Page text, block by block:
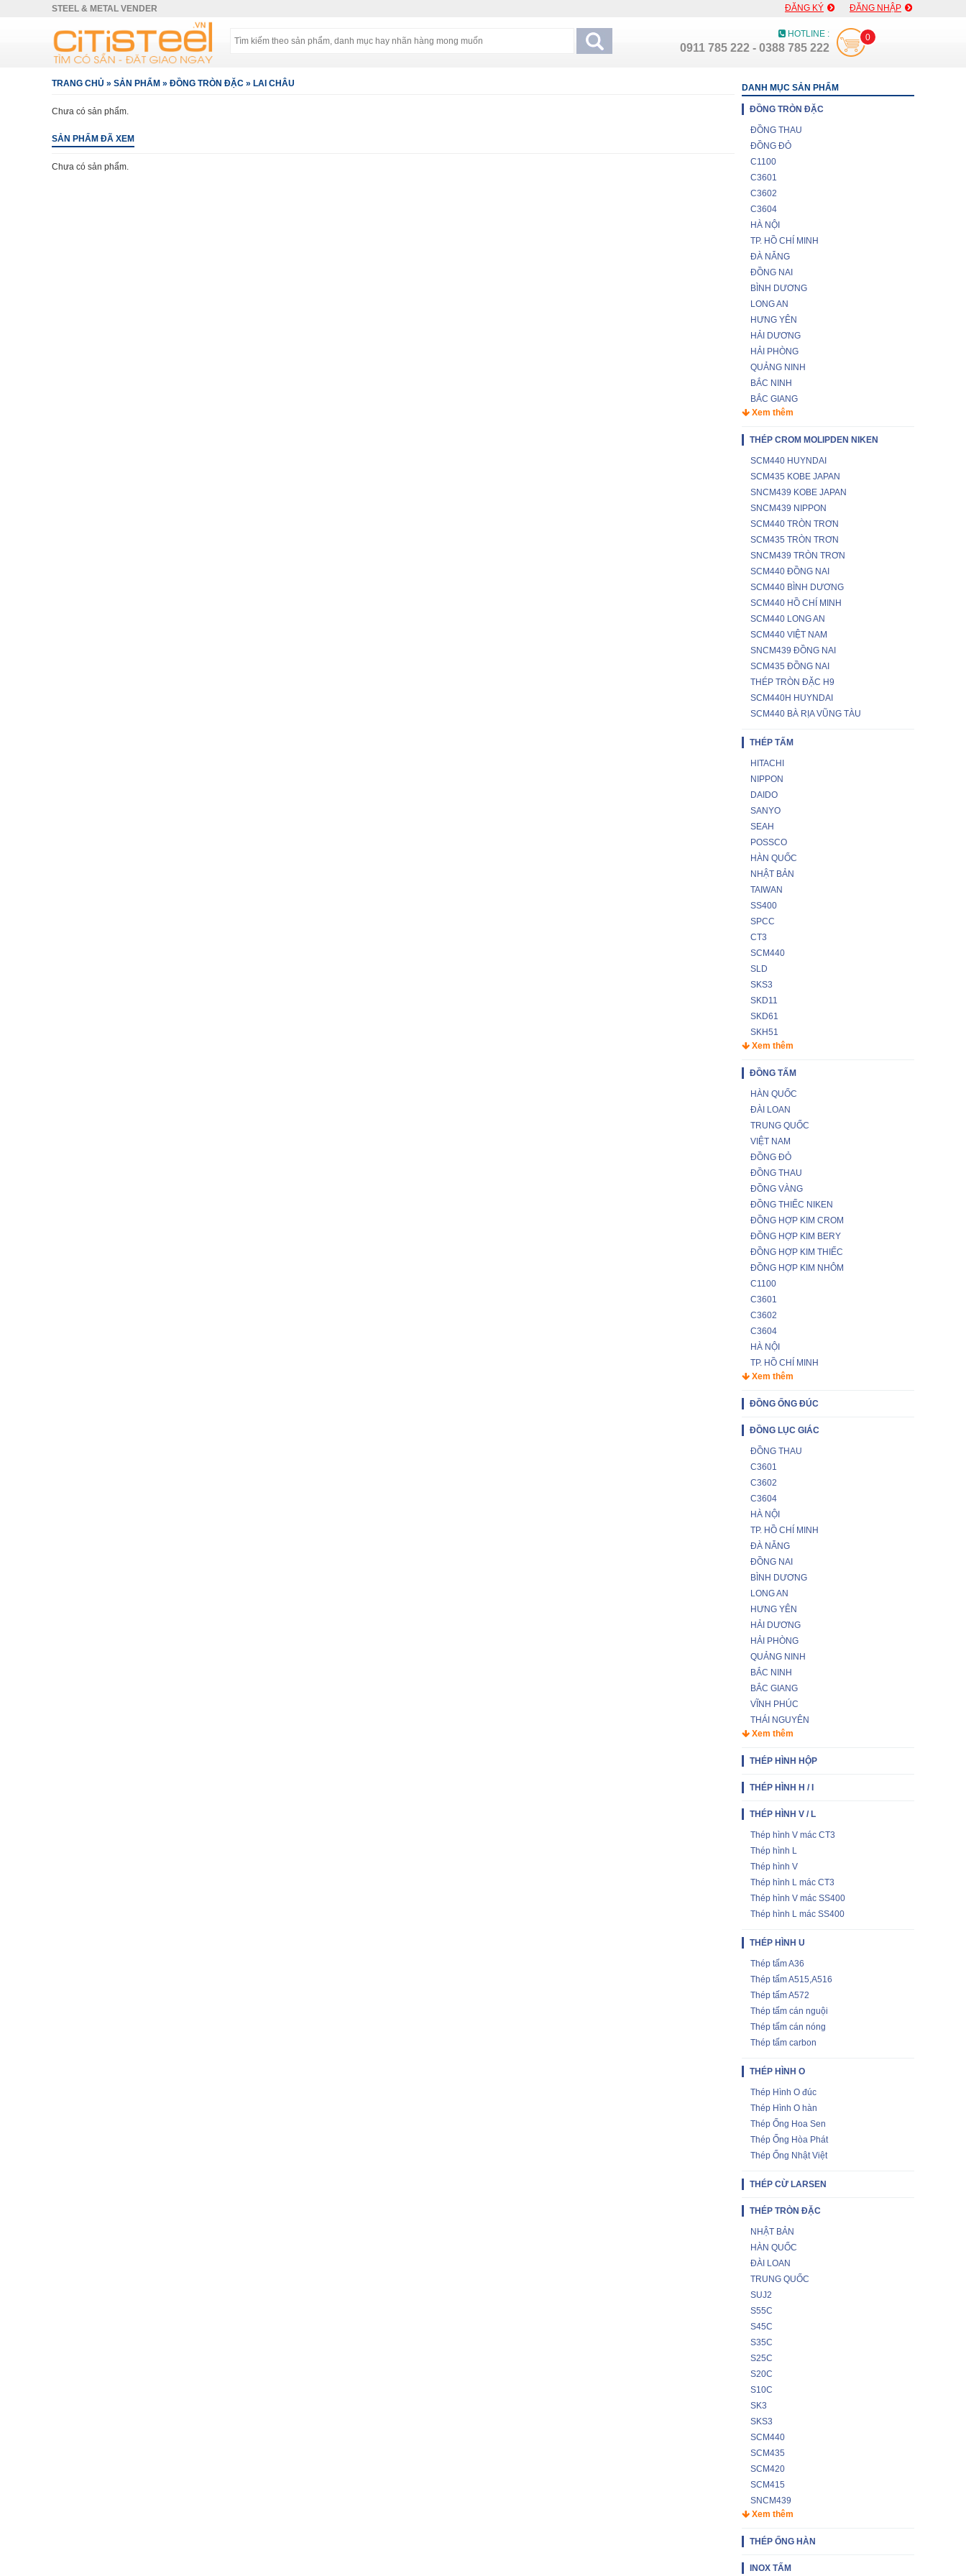
STEEL & METAL VENDER ĐĂNG KÝ ĐĂNG NHẬP
HOTLINE :
0911 785 222 - 0388 785 222
0
TRANG CHỦ » SẢN PHẨM » ĐỒNG TRÒN ĐẶC » LAI CHÂU
Chưa có sản phẩm.
SẢN PHẨM ĐÃ XEM
Chưa có sản phẩm.
DANH MỤC SẢN PHẨM
ĐỒNG TRÒN ĐẶC
ĐỒNG THAU
ĐỒNG ĐỎ
C1100
C3601
C3602
C3604
HÀ NỘI
TP. HỒ CHÍ MINH
ĐÀ NẴNG
ĐỒNG NAI
BÌNH DƯƠNG
LONG AN
HƯNG YÊN
HẢI DƯƠNG
HẢI PHÒNG
QUẢNG NINH
BẮC NINH
BẮC GIANG
Xem thêm
THÉP CROM MOLIPDEN NIKEN
SCM440 HUYNDAI
SCM435 KOBE JAPAN
SNCM439 KOBE JAPAN
SNCM439 NIPPON
SCM440 TRÒN TRƠN
SCM435 TRÒN TRƠN
SNCM439 TRÒN TRƠN
SCM440 ĐỒNG NAI
SCM440 BÌNH DƯƠNG
SCM440 HỒ CHÍ MINH
SCM440 LONG AN
SCM440 VIỆT NAM
SNCM439 ĐỒNG NAI
SCM435 ĐỒNG NAI
THÉP TRÒN ĐẶC H9
SCM440H HUYNDAI
SCM440 BÀ RỊA VŨNG TÀU
THÉP TẤM
HITACHI
NIPPON
DAIDO
SANYO
SEAH
POSSCO
HÀN QUỐC
NHẬT BẢN
TAIWAN
SS400
SPCC
CT3
SCM440
SLD
SKS3
SKD11
SKD61
SKH51
Xem thêm
ĐỒNG TẤM
HÀN QUỐC
ĐÀI LOAN
TRUNG QUỐC
VIỆT NAM
ĐỒNG ĐỎ
ĐỒNG THAU
ĐỒNG VÀNG
ĐỒNG THIẾC NIKEN
ĐỒNG HỢP KIM CROM
ĐỒNG HỢP KIM BERY
ĐỒNG HỢP KIM THIẾC
ĐỒNG HỢP KIM NHÔM
C1100
C3601
C3602
C3604
HÀ NỘI
TP. HỒ CHÍ MINH
Xem thêm
ĐỒNG ỐNG ĐÚC
ĐỒNG LỤC GIÁC
ĐỒNG THAU
C3601
C3602
C3604
HÀ NỘI
TP. HỒ CHÍ MINH
ĐÀ NẴNG
ĐỒNG NAI
BÌNH DƯƠNG
LONG AN
HƯNG YÊN
HẢI DƯƠNG
HẢI PHÒNG
QUẢNG NINH
BẮC NINH
BẮC GIANG
VĨNH PHÚC
THÁI NGUYÊN
Xem thêm
THÉP HÌNH HỘP
THÉP HÌNH H / I
THÉP HÌNH V / L
Thép hình V mác CT3
Thép hình L
Thép hình V
Thép hình L mác CT3
Thép hình V mác SS400
Thép hình L mác SS400
THÉP HÌNH U
Thép tấm A36
Thép tấm A515,A516
Thép tấm A572
Thép tấm cán nguội
Thép tấm cán nóng
Thép tấm carbon
THÉP HÌNH O
Thép Hình O đúc
Thép Hình O hàn
Thép Ống Hoa Sen
Thép Ống Hòa Phát
Thép Ống Nhật Việt
THÉP CỪ LARSEN
THÉP TRÒN ĐẶC
NHẬT BẢN
HÀN QUỐC
ĐÀI LOAN
TRUNG QUỐC
SUJ2
S55C
S45C
S35C
S25C
S20C
S10C
SK3
SKS3
SCM440
SCM435
SCM420
SCM415
SNCM439
Xem thêm
THÉP ỐNG HÀN
INOX TẤM